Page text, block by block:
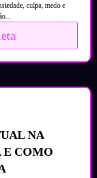
culpa, medo e
NA
E COMO